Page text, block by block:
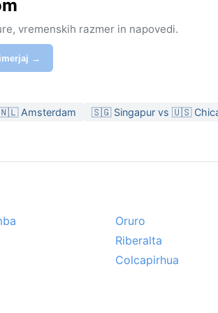
vremenskih razmer in napovedi.
→
Amsterdam
🇸🇬 Singapur vs 🇺🇸
Oruro
Riberalta
Colcapirhua